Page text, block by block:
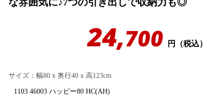
24,700 円（税込）
サイズ：幅80 x 奥行40 x 高123cm
1103 46003 ハッピー80 HC(AH)